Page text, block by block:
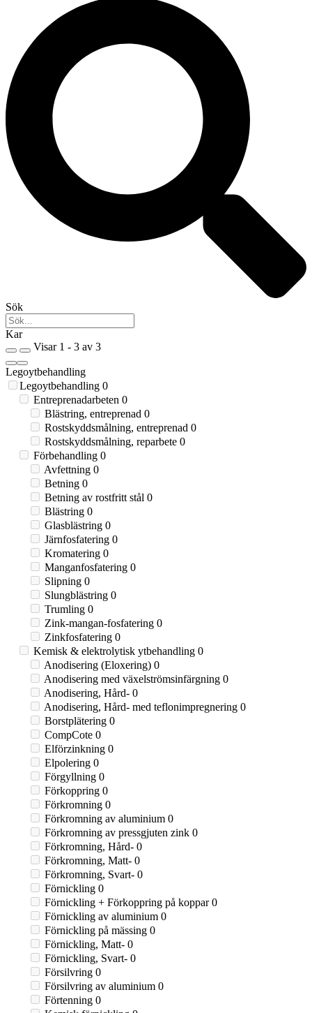
Sök
Kar
Visar 1 - 3 av 3
Legoytbehandling
Legoytbehandling 0
Entreprenadarbeten 0
Blästring, entreprenad 0
Rostskyddsmålning, entreprenad 0
Rostskyddsmålning, reparbete 0
Förbehandling 0
Avfettning 0
Betning 0
Betning av rostfritt stål 0
Blästring 0
Glasblästring 0
Järnfosfatering 0
Kromatering 0
Manganfosfatering 0
Slipning 0
Slungblästring 0
Trumling 0
Zink-mangan-fosfatering 0
Zinkfosfatering 0
Kemisk & elektrolytisk ytbehandling 0
Anodisering (Eloxering) 0
Anodisering med växelströmsinfärgning 0
Anodisering, Hård- 0
Anodisering, Hård- med teflonimpregnering 0
Borstplätering 0
CompCote 0
Elförzinkning 0
Elpolering 0
Förgyllning 0
Förkoppring 0
Förkromning 0
Förkromning av aluminium 0
Förkromning av pressgjuten zink 0
Förkromning, Hård- 0
Förkromning, Matt- 0
Förkromning, Svart- 0
Förnickling 0
Förnickling + Förkoppring på koppar0
Förnickling av aluminium 0
Förnickling på mässing 0
Förnickling, Matt- 0
Förnickling, Svart- 0
Försilvring 0
Försilvring av aluminium 0
Förtenning 0